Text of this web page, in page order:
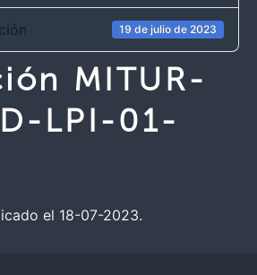
19 de julio de 2023
MITUR-
LPI-01-
el 18-07-2023.